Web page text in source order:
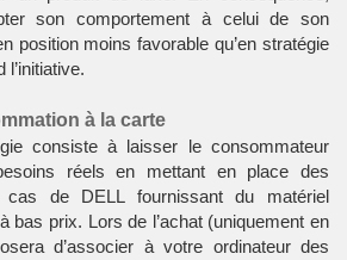
son comportement à celui de son
position moins favorable qu’en stratégie
l’initiative.
à la carte
consiste à laisser le consommateur
réels en mettant en place des
de DELL fournissant du matériel
bas prix. Lors de l’achat (uniquement en
d’associer à votre ordinateur des